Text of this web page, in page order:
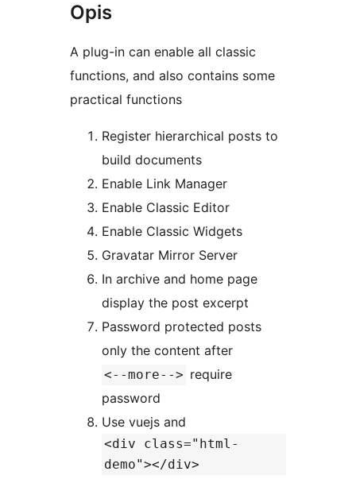
Opis
A plug-in can enable all classic
functions, and also contains some
practical functions
Register hierarchical posts to
build documents
Enable Link Manager
Enable Classic Editor
Enable Classic Widgets
Gravatar Mirror Server
In archive and home page
display the post excerpt
Password protected posts
only the content after
<--more--> require
password
Use vuejs and
<div class="html-
demo"></div>